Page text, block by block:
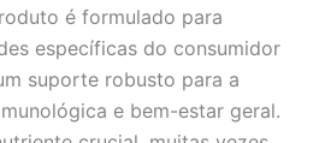
é formulado para
específicas do consumidor
suporte robusto para a
e bem-estar geral.